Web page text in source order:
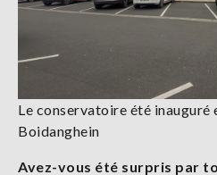
Le conservatoire été
Boidanghein
Avez-vous été surpris par